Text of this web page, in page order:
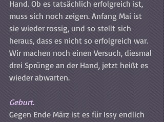
Hand. Ob es tatsächlich erfolgreich ist,
muss sich noch zeigen. Anfang Mai ist
sie wieder rossig, und so stellt sich
heraus, dass es nicht so erfolgreich war.
Wir machen noch einen Versuch, diesmal
drei Sprünge an der Hand, jetzt heißt es
wieder abwarten.
Geburt.
Gegen Ende März ist es für Issy endlich